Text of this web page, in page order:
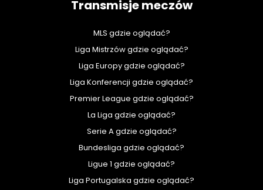
Transmisje meczów
MLS gdzie oglądać?
Liga Mistrzów gdzie oglądać?
Liga Europy gdzie oglądać?
Liga Konferencji gdzie oglądać?
Premier League gdzie oglądać?
La Liga gdzie oglądać?
Serie A gdzie oglądać?
Bundesliga gdzie oglądać?
Ligue 1 gdzie oglądać?
Liga Portugalska gdzie oglądać?